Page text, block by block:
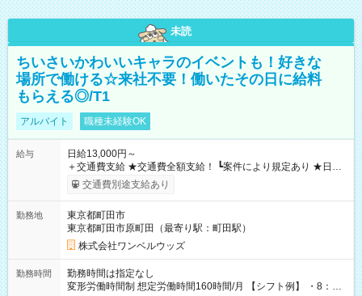
未読
ちいさいかわいいキャラのイベントも！好きな
場所で働ける☆来社不要！働いたその日に給料
もらえる◎/T1
アルバイト 職種未経験OK
給与
日給13,000円～
＋交通費支給 ★交通費全額支給！ ┗案件により規定あり ★日払
いOK！（規定あり） ┗働いたその日に現金GET♪ お仕事後はコ
ンビニATMから 日払い分を引き落とせます！ 【試用期間】試
交通費別途支給あり
勤務地
東京都町田市
東京都町田市原町田（最寄り駅：町田駅）
株式会社ワンベルウッズ
勤務時間
勤務時間は指定なし
変形労働時間制 想定労働時間160時間/月 【シフト例】 ・8：00